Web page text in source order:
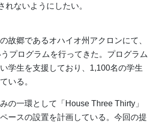
れないようにしたい。
故郷であるオハイオ州アクロンにて、
うプログラムを行ってきた。プログラム
学生を支援しており、1,100名の学生
いる。
の一環として「House Three Thirty」
ースの設置を計画している。今回の提